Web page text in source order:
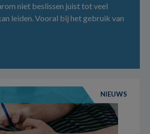
niet beslissen juist tot veel
leiden. Vooral bij het gebruik van
NIEUWS